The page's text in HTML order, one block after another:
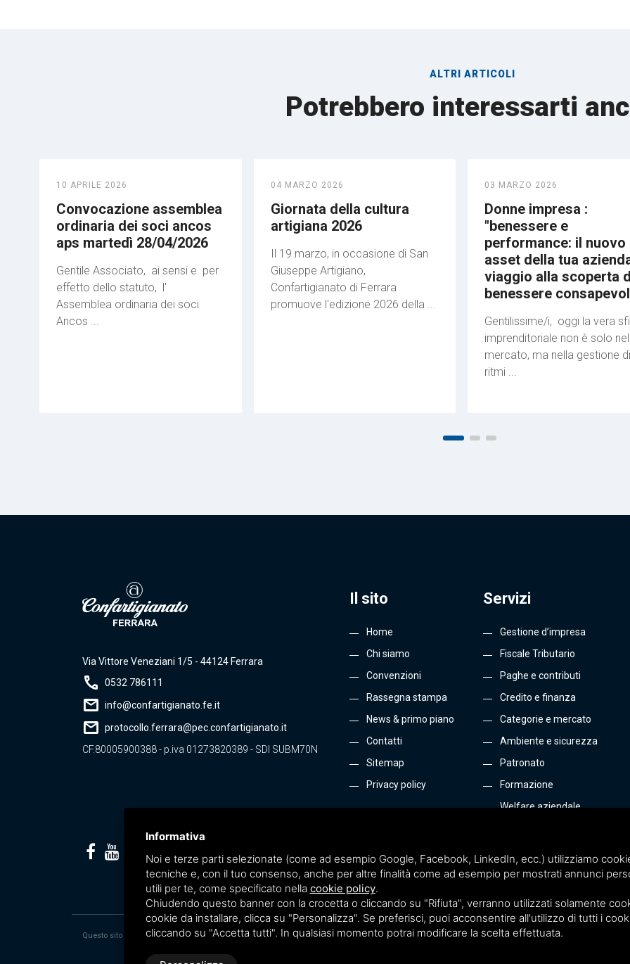
ALTRI ARTICOLI
Potrebbero interessarti
10 APRILE 2026
Convocazione assemblea
ordinaria dei soci ancos
aps martedì 28/04/2026
Gentile Associato, ai sensi e per
effetto dello statuto, l'
Assemblea ordinaria dei soci
Ancos ...
04 MARZO 2026
Giornata della cultura
artigiana 2026
Il 19 marzo, in occasione di San
Giuseppe Artigiano,
Confartigianato di Ferrara
promuove l'edizione 2026 della ...
03 MARZO 2026
Donne impresa :
"benessere e
performance: il nuovo
asset della tua
viaggio alla scoperta
benessere
Gentilissime/i, oggi la vera
imprenditoriale non è solo nel
mercato, ma nella gestione di
ritmi ...
Via Vittore Veneziani 1/5 - 44124 Ferrara
call 0532 786111
mail info@confartigianato.fe.it
mail protocollo.ferrara@pec.confartigianato.it
CF.80005900388 - p.iva 01273820389 - SDI SUBM70N
Il sito
Home
Chi siamo
Convenzioni
Rassegna stampa
News & primo piano
Contatti
Sitemap
Privacy policy
Servizi
Gestione d’impresa
Fiscale Tributario
Paghe e contributi
Credito e finanza
Categorie e mercato
Ambiente e sicurezza
Patronato
Formazione
Welfare aziendale
Questo sito è protetto da Google reCAPTCHA v3,Privacy PolicyeTerms of Servicedi Google.
Informativa
Noi e terze parti selezionate (come ad esempio Google, Facebook, LinkedIn, ecc.) utilizziamo
tecniche e, con il tuo consenso, anche per altre finalità come ad esempio per mostrati annunci
utili per te, come specificato nella cookie policy.
Chiudendo questo banner con la crocetta o cliccando su "Rifiuta", verranno utilizzati solamente
cookie da installare, clicca su "Personalizza". Se preferisci, puoi acconsentire all'utilizzo di tutti i
cliccando su "Accetta tutti". In qualsiasi momento potrai modificare la scelta effettuata.